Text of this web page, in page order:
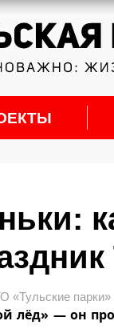
«Тульские парки»
лёд» — он